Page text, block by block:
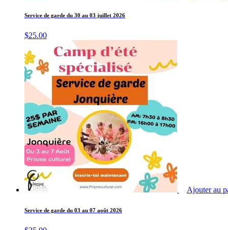
Service de garde du 30 au 03 juillet 2026
$25.00
Ajouter au
Service de garde du 03 au 07 août 2026